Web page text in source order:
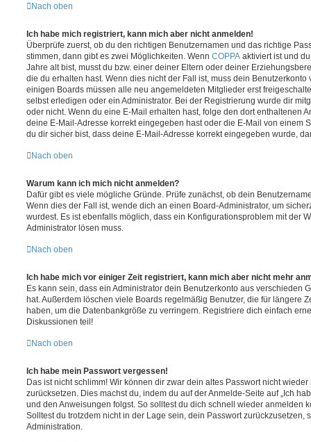
Nach oben
Ich habe mich registriert, kann mich aber nicht anmelden!
Überprüfe zuerst, ob du den richtigen Benutzernamen und das richtige
stimmen, dann gibt es zwei Möglichkeiten. Wenn COPPA aktiviert ist und
Jahre alt bist, musst du bzw. einer deiner Eltern oder deiner
die du erhalten hast. Wenn dies nicht der Fall ist, muss dein
einigen Boards müssen alle neu angemeldeten Mitglieder erst
selbst erledigen oder ein Administrator. Bei der Registrierung wurde dir
oder nicht. Wenn du eine E-Mail erhalten hast, folge den dort enthaltenen
deine E-Mail-Adresse korrekt eingegeben hast oder die E-Mail von einem
du dir sicher bist, dass deine E-Mail-Adresse korrekt eingegeben wurde,
Nach oben
Warum kann ich mich nicht anmelden?
Dafür gibt es viele mögliche Gründe. Prüfe zunächst, ob dein
Wenn dies der Fall ist, wende dich an einen Board-Administrator, um
wurdest. Es ist ebenfalls möglich, dass ein Konfigurationsproblem mit der
Administrator lösen muss.
Nach oben
Ich habe mich vor einiger Zeit registriert, kann mich aber nicht mehr
Es kann sein, dass ein Administrator dein Benutzerkonto aus verschieden
hat. Außerdem löschen viele Boards regelmäßig Benutzer, die für längere
haben, um die Datenbankgröße zu verringern. Registriere dich einfach
Diskussionen teil!
Nach oben
Ich habe mein Passwort vergessen!
Das ist nicht schlimm! Wir können dir zwar dein altes Passwort nicht
zurücksetzen. Dies machst du, indem du auf der Anmelde-Seite auf „Ich
und den Anweisungen folgst. So solltest du dich schnell wieder anmelden
Solltest du trotzdem nicht in der Lage sein, dein Passwort zurückzusetzen,
Administration.